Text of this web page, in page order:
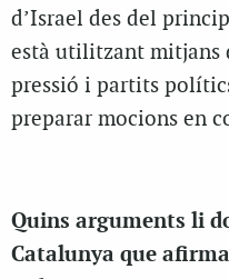
d’Israel des del
està utilitzant mitjans
pressió i partits
preparar mocions en
Quins arguments li
Catalunya que